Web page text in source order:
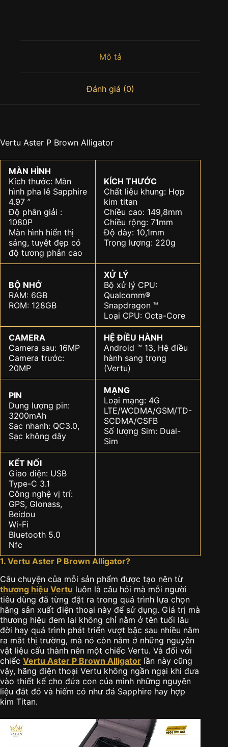
Mô tả
Đánh giá (0)
Vertu Aster P Brown Alligator
MÀN HÌNH
Kích thước: Màn
hình pha lê Sapphire
4.97 ”
Độ phân giải :
1080P
Màn hình hiển thị
sáng, tuyệt đẹp có
độ tương phản cao
KÍCH THƯỚC
Chất liệu khung: Hợp
kim titan
Chiều cao: 149,8mm
Chiều rộng: 71mm
Độ dày: 10,1mm
Trọng lượng: 220g
BỘ NHỚ
RAM: 6GB
ROM: 128GB
XỬ LÝ
Bộ xử lý CPU:
Qualcomm®
Snapdragon ™
Loại CPU: Octa-Core
CAMERA
Camera sau: 16MP
Camera trước:
20MP
HỆ ĐIỀU HÀNH
Android ™ 13, Hệ điều
hành sang trọng
(Vertu)
PIN
Dung lượng pin:
3200mAh
Sạc nhanh: QC3.0,
Sạc không dây
MẠNG
Loại mạng: 4G
LTE/WCDMA/GSM/TD-
SCDMA/CSFB
Số lượng Sim: Dual-
Sim
KẾT NỐI
Giao diện: USB
Type-C 3.1
Công nghệ vị trí:
GPS, Glonass,
Beidou
Wi-Fi
Bluetooth 5.0
Nfc
1. Vertu Aster P Brown Alligator?
Câu chuyện của mỗi sản phẩm được tạo nên từ
thương hiệu Vertu luôn là câu hỏi mà mỗi người
tiêu dùng đã từng đặt ra trong quá trình lựa chọn
hãng sản xuất điện thoại này để sử dụng. Giá trị mà
thương hiệu đem lại không chỉ nằm ở tên tuổi lâu
đời hay quá trình phát triển vượt bậc sau nhiều năm
ra mắt thị trường, mà nó còn nằm ở những nguyên
vật liệu cấu thành nên một chiếc Vertu. Và đối với
chiếc Vertu Aster P Brown Alligator lần này cũng
vậy, hãng điện thoại Vertu không ngần ngại khi đưa
vào thiết kế cho đứa con của mình những nguyên
liệu đắt đỏ và hiếm có như đá Sapphire hay hợp
kim Titan.